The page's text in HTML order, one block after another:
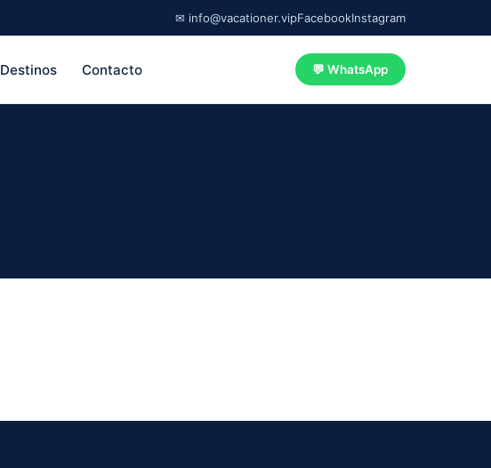
✉ info@vacationer.vipFacebookInstagram
Destinos Contacto 💬 WhatsApp